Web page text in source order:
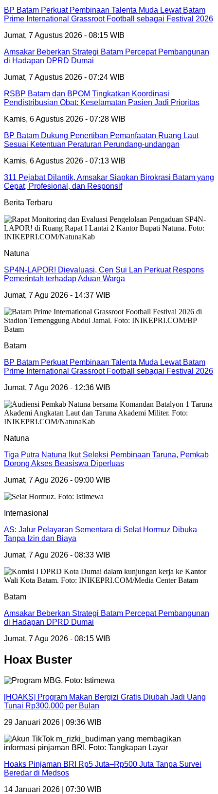
BP Batam Perkuat Pembinaan Talenta Muda Lewat Batam
Prime International Grassroot Football sebagai Festival 2026
Jumat, 7 Agustus 2026 - 08:15 WIB
Amsakar Beberkan Strategi Batam Percepat Pembangunan
di Hadapan DPRD Dumai
Jumat, 7 Agustus 2026 - 07:24 WIB
RSBP Batam dan BPOM Tingkatkan Koordinasi
Pendistribusian Obat: Keselamatan Pasien Jadi Prioritas
Kamis, 6 Agustus 2026 - 07:28 WIB
BP Batam Dukung Penertiban Pemanfaatan Ruang Laut
Sesuai Ketentuan Peraturan Perundang-undangan
Kamis, 6 Agustus 2026 - 07:13 WIB
311 Pejabat Dilantik, Amsakar Siapkan Birokrasi Batam yang
Cepat, Profesional, dan Responsif
Berita Terbaru
Natuna
SP4N-LAPOR! Dievaluasi, Cen Sui Lan Perkuat Respons
Pemerintah terhadap Aduan Warga
Jumat, 7 Agu 2026 - 14:37 WIB
Batam
BP Batam Perkuat Pembinaan Talenta Muda Lewat Batam
Prime International Grassroot Football sebagai Festival 2026
Jumat, 7 Agu 2026 - 12:36 WIB
Natuna
Tiga Putra Natuna Ikut Seleksi Pembinaan Taruna, Pemkab
Dorong Akses Beasiswa Diperluas
Jumat, 7 Agu 2026 - 09:00 WIB
Internasional
AS: Jalur Pelayaran Sementara di Selat Hormuz Dibuka
Tanpa Izin dan Biaya
Jumat, 7 Agu 2026 - 08:33 WIB
Batam
Amsakar Beberkan Strategi Batam Percepat Pembangunan
di Hadapan DPRD Dumai
Jumat, 7 Agu 2026 - 08:15 WIB
Hoax Buster
[HOAKS] Program Makan Bergizi Gratis Diubah Jadi Uang
Tunai Rp300.000 per Bulan
29 Januari 2026 | 09:36 WIB
Hoaks Pinjaman BRI Rp5 Juta–Rp500 Juta Tanpa Survei
Beredar di Medsos
14 Januari 2026 | 07:30 WIB